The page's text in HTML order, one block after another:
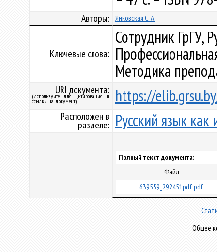
Авторы: Янковская С. А.
Ключевые слова:
Сотрудник ГрГУ,
Методика
URI документа:
(Используйте для цитирования и
ссылки на документ) https://
Расположен в
разделе: Русский язык
Полный текст документа:
Файл
639559_292451pdf.pdf
Общее